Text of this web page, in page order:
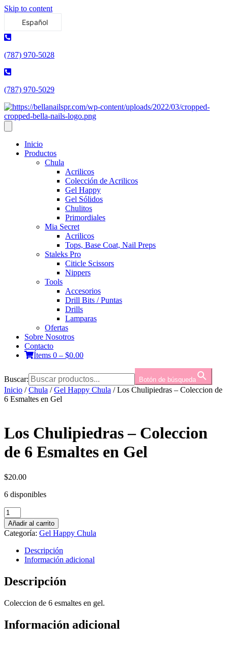
Skip to content
Español
(787) 970-5028
(787) 970-5029
Inicio
Productos
Chula
Acrilicos
Colección de Acrilicos
Gel Happy
Gel Sólidos
Chulitos
Primordiales
Mia Secret
Acrilicos
Tops, Base Coat, Nail Preps
Staleks Pro
Citicle Scissors
Nippers
Tools
Accesorios
Drill Bits / Puntas
Drills
Lamparas
Ofertas
Sobre Nosotros
Contacto
Ítems 0 – $0.00
Buscar: Botón de búsqueda
Inicio /Chula /Gel Happy Chula / Los Chulipiedras – Coleccion de
6 Esmaltes en Gel
Los Chulipiedras – Coleccion
de 6 Esmaltes en Gel
$20.00
6 disponibles
Los
Chulipiedras
-
Coleccion
Esmaltes
en
Gel
Añadir al carrito
Categoría: Gel Happy Chula
Descripción
Información adicional
Descripción
Coleccion de 6 esmaltes en gel.
Información adicional